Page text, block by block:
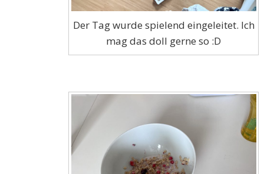
Der Tag wurde spielend eingeleitet. Ich
mag das doll gerne so :D